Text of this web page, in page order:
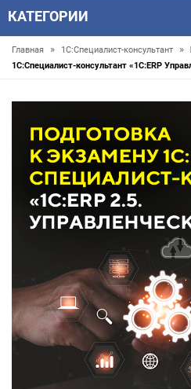
КАТЕГОРИИ
Главная » 1С:Специалист-консультант »
1С:Специалист-консультант «1С:ERP